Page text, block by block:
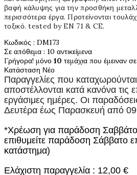
βαφή κάλυψης για την προσθήκη
περισσότερα έργα. Προτείνονται
τοξικό. tested by EN 71 & CE.
Κωδικός : DM173
Σε απόθεμα : 10 αντικείμενα
Γρήγορα! μόνο 10 τεμάχια που έμειναν
Κατάσταση Νέο
Παραγγελίες που
αποστέλλονται κατά κανόνα τις
εργάσιμες ημέρες. Οι
Δευτέρα έως Παρασκευή από
*Χρέωση για παράδοση
επιθυμείτε παράδοση Σάββατο
κατάστημα)
Ελάχιστη παραγγελία : 12,00 €